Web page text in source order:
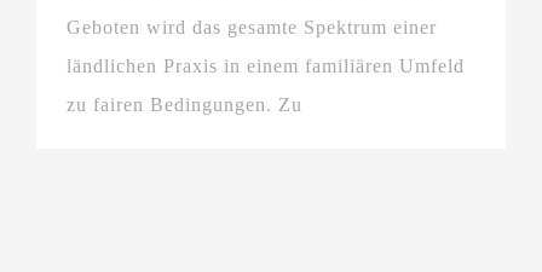
Geboten wird das gesamte Spektrum einer
ländlichen Praxis in einem familiären Umfeld
zu fairen Bedingungen. Zu